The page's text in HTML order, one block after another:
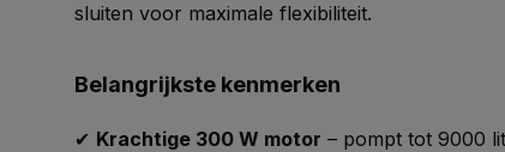
sluiten voor maximale flexibiliteit.
Belangrijkste kenmerken
✔ Krachtige 300 W motor – pompt tot 9000